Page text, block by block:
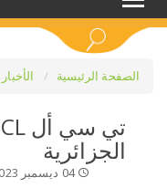
الصفحة الرئيسية الأخبار
الجزائرية
04 ديسمبر 2023 /